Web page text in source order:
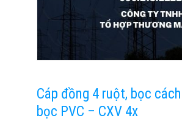
Cáp đồng 4 ruột, bọc
bọc PVC – CXV 4x